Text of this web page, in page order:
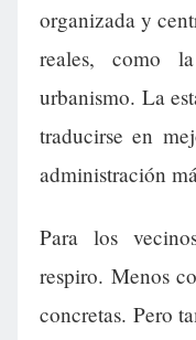
organizada y
reales, como
urbanismo. La
traducirse en
administración
Para los
respiro. Menos
concretas. Pero